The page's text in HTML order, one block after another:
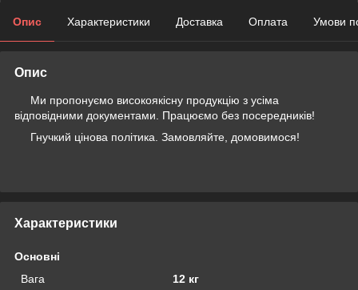
Опис Характеристики Доставка Оплата Умови
Опис
Ми пропонуємо високоякісну продукцію з усіма
відповідними документами. Працюємо без посередників!
Гнучкий цінова політика. Замовляйте, домовимося!
Характеристики
Основні
Вага
12 кг